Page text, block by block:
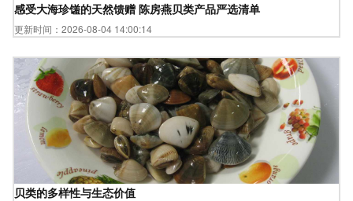
感受大海珍馐的天然馈赠 陈房燕贝类产品严选清单
更新时间：2026-08-04 14:00:14
贝类的多样性与生态价值